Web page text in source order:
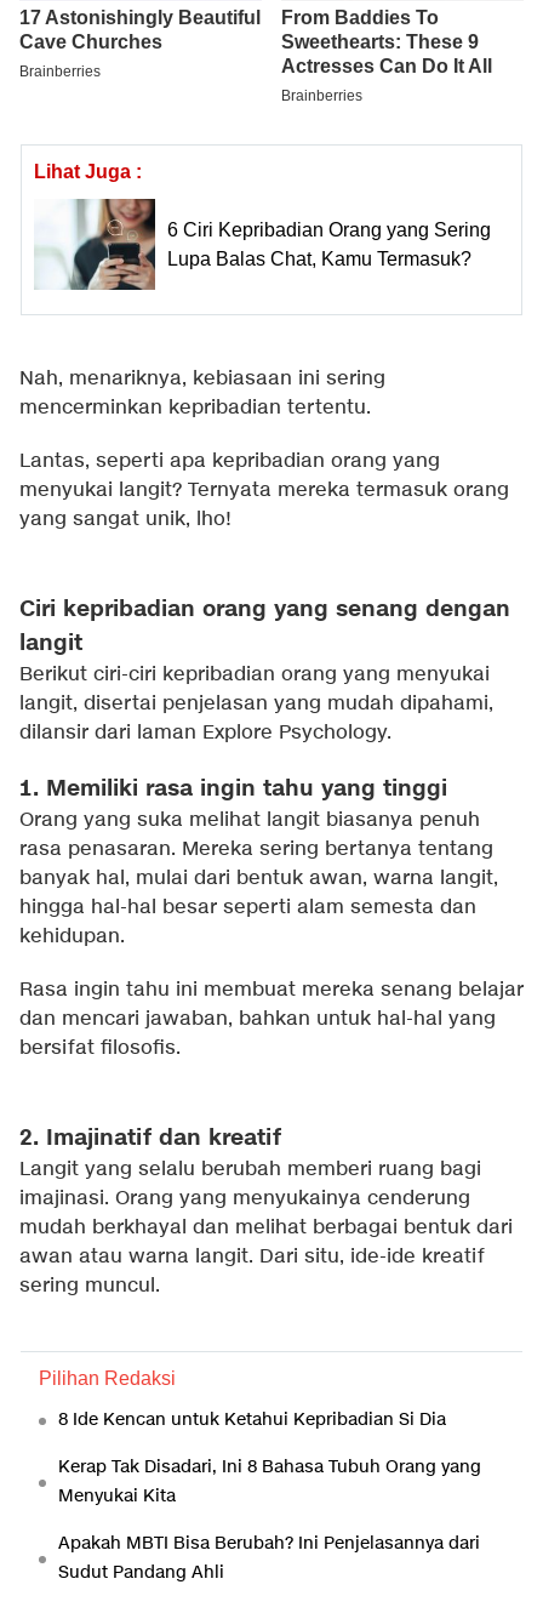
Lihat Juga :
6 Ciri Kepribadian Orang yang Sering
Lupa Balas Chat, Kamu Termasuk?
Nah, menariknya, kebiasaan ini sering
mencerminkan kepribadian tertentu.
Lantas, seperti apa kepribadian orang yang
menyukai langit? Ternyata mereka termasuk orang
yang sangat unik, lho!
Ciri kepribadian orang yang senang dengan
langit
Berikut ciri-ciri kepribadian orang yang menyukai
langit, disertai penjelasan yang mudah dipahami,
dilansir dari laman Explore Psychology.
1. Memiliki rasa ingin tahu yang tinggi
Orang yang suka melihat langit biasanya penuh
rasa penasaran. Mereka sering bertanya tentang
banyak hal, mulai dari bentuk awan, warna langit,
hingga hal-hal besar seperti alam semesta dan
kehidupan.
Rasa ingin tahu ini membuat mereka senang belajar
dan mencari jawaban, bahkan untuk hal-hal yang
bersifat filosofis.
2. Imajinatif dan kreatif
Langit yang selalu berubah memberi ruang bagi
imajinasi. Orang yang menyukainya cenderung
mudah berkhayal dan melihat berbagai bentuk dari
awan atau warna langit. Dari situ, ide-ide kreatif
sering muncul.
Pilihan Redaksi
8 Ide Kencan untuk Ketahui Kepribadian Si Dia
Kerap Tak Disadari, Ini 8 Bahasa Tubuh Orang yang
Menyukai Kita
Apakah MBTI Bisa Berubah? Ini Penjelasannya dari
Sudut Pandang Ahli